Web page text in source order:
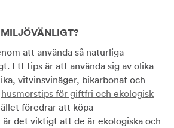
att använda så naturliga
Ett tips är att använda sig av olika
vitvinsvinäger, bikarbonat och
husmorstips för giftfri och ekologisk
föredrar att köpa
det viktigt att de är ekologiska och